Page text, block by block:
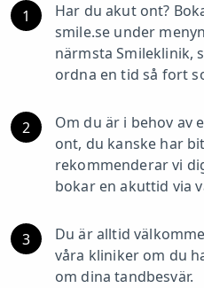
1
Har du akut ont?
smile.se under
närmsta Smileklinik,
ordna en tid så fort
2
Om du är i behov av
ont, du kanske har
rekommenderar vi
bokar en akuttid via
3
Du är alltid
våra kliniker om du
om dina tandbesvär.